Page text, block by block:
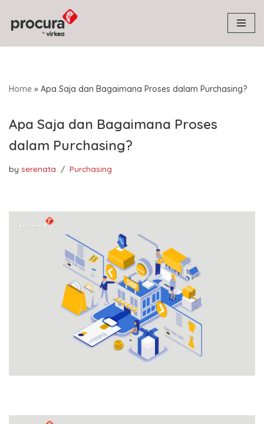
Skip
to
Home » Apa Saja dan Bagaimana Proses dalam Purchasing?
Apa Saja dan Bagaimana Proses
dalam Purchasing?
by serenata Purchasing